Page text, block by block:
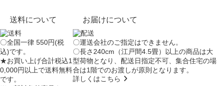
送料について
〇全国一律 550円(税
込)です。
★お買い上げ合計税込1
0,000円以上で送料無料
です。
お届けについて
〇運送会社のご指定はできません。
〇長さ240cm（江戸間4.5畳）以上の商品は大
型荷物となり、配送日指定不可、集合住宅の場
合は1階でのお渡しが原則となります。
詳しくはこちら